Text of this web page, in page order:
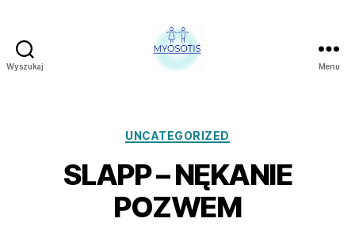
Wyszukaj
CZŁOWIEKA
POLSCE
MYOSOTIS
Menu
Kategorie
UNCATEGORIZED
SLAPP – NĘKANIE
POZWEM